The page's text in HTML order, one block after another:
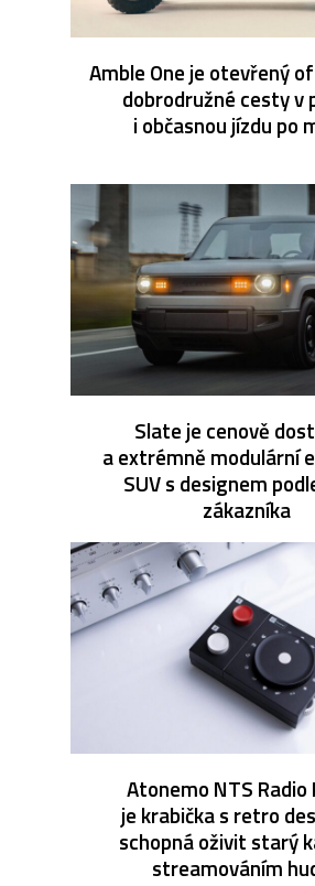
Amble One je otevřený
dobrodružné cesty v
i občasnou jízdu po
Slate je cenově
a extrémně modulární
SUV s designem
zákazníka
Atonemo NTS Radio
je krabička s retro
schopná oživit starý
streamováním